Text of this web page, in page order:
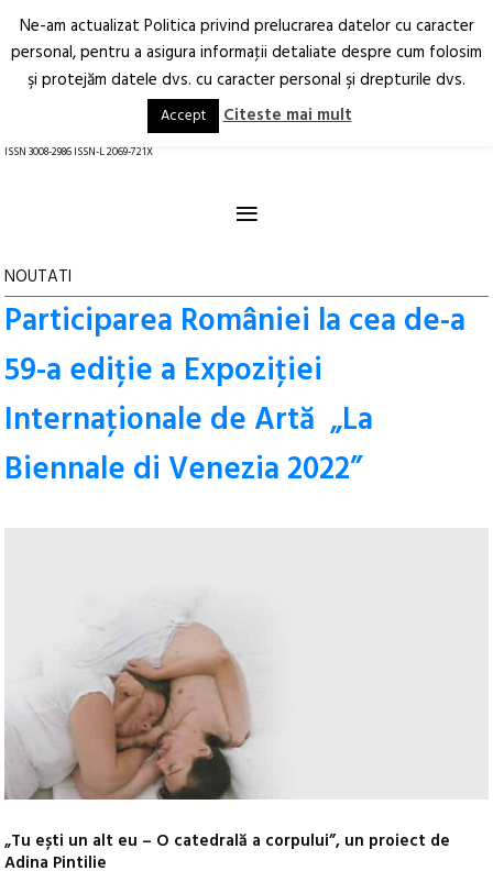
Arhitectură.
Oraș.
RO EN
ISSN 3008-2986 ISSN-L 2069-721X
≡
NOUTATI
Participarea României la cea de-a
59-a ediție a Expoziţiei
Internaţionale de Artă „La
Biennale di Venezia 2022”
„Tu ești un alt eu – O catedrală a corpului”, un proiect de
Adina Pintilie
Ne-am actualizat Politica privind prelucrarea datelor cu caracter
personal, pentru a asigura informaţii detaliate despre cum folosim
şi protejăm datele dvs. cu caracter personal şi drepturile dvs.
Accept Citeste mai mult